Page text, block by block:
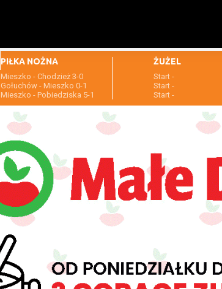
PIŁKA NOŻNA
Mieszko - Chodzież 3-0
Gołuchów - Mieszko 0-1
Mieszko - Pobiedziska 5-1
ŻUŻEL
Start -
Start -
Start -